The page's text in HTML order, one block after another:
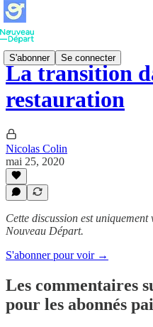
S'abonner Se connecter
La transition
restauration
Nicolas Colin
mai 25, 2020
Cette discussion est
Nouveau Départ.
S'abonner pour voir →
Les commentaires
pour les abonnés